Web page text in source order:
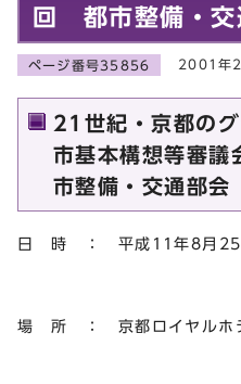
回 都市整備・交
ページ番号35856 2001年
21世紀・京都の
市基本構想等審
市整備・交通部会
日 時 ： 平成11年8月25
場 所 ： 京都ロイヤルホテ